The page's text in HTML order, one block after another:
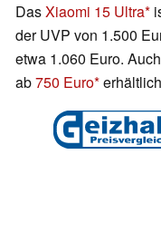
DasXiaomi 15 Ultra
der UVP von 1.500
etwa 1.060 Euro.
ab750 Euro